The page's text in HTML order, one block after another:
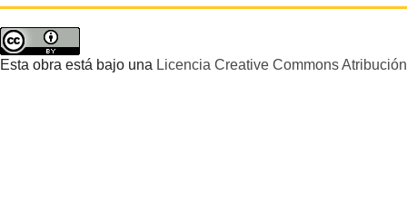
Esta obra está bajo una Licencia Creative Commons